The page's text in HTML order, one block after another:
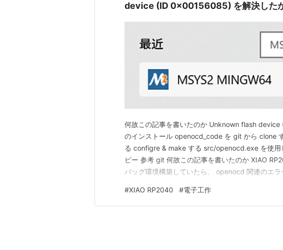
device (ID 0x00156085) を解決した
何故この記事を書いたのか Unknown flash
のインストール openocd_code を git から clone
る configre & make する src/openocd.exe を使用
ピー 参考 git 何故この記事を書いたのか XIAO
バッグ環境構築していたら、 openocd 関連のエ
#XIAO RP2040 #電子工作